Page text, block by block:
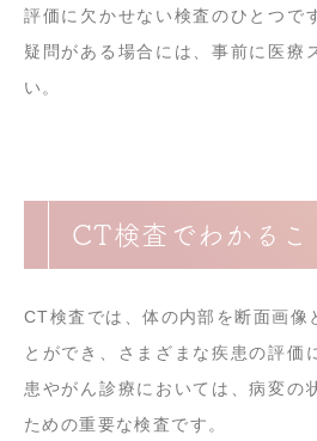
評価に欠かせない検査のひとつで
疑問がある場合には、事前に医療
い。
CT検査でわかるこ
CT検査では、体の内部を断面画像
とができ、さまざまな疾患の評価
患やがん診療においては、病変の
ための重要な検査です。